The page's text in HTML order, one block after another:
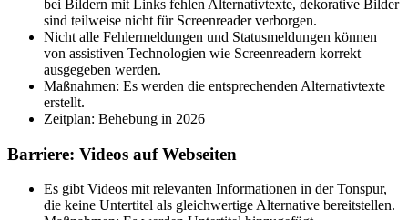
bei Bildern mit Links fehlen Alternativtexte, dekorative Bilder
sind teilweise nicht für Screenreader verborgen.
Nicht alle Fehlermeldungen und Statusmeldungen können
von assistiven Technologien wie Screenreadern korrekt
ausgegeben werden.
Maßnahmen: Es werden die entsprechenden Alternativtexte
erstellt.
Zeitplan: Behebung in 2026
Barriere: Videos auf Webseiten
Es gibt Videos mit relevanten Informationen in der Tonspur,
die keine Untertitel als gleichwertige Alternative bereitstellen.